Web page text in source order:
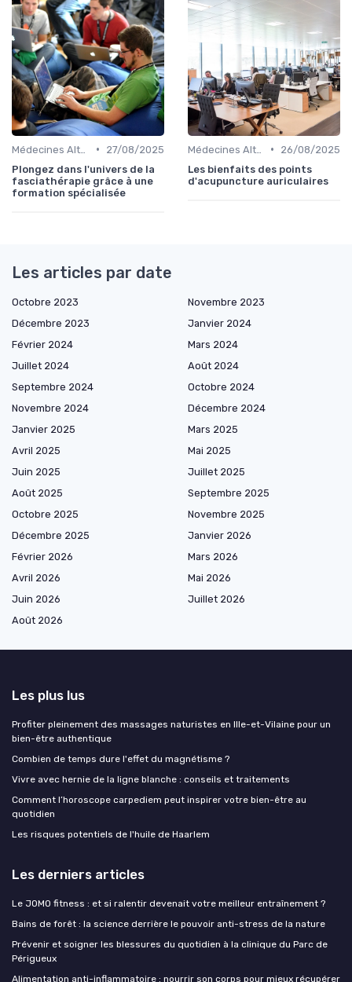
•
27/08/2025
Plongez dans l'univers de la
fasciathérapie grâce à une
formation spécialisée
•
26/08/2025
Les bienfaits des points
d'acupuncture auriculaires
Les articles par date
Octobre 2023
Novembre 2023
Décembre 2023
Janvier 2024
Février 2024
Mars 2024
Juillet 2024
Août 2024
Septembre 2024
Octobre 2024
Novembre 2024
Décembre 2024
Janvier 2025
Mars 2025
Avril 2025
Mai 2025
Juin 2025
Juillet 2025
Août 2025
Septembre 2025
Octobre 2025
Novembre 2025
Décembre 2025
Janvier 2026
Février 2026
Mars 2026
Avril 2026
Mai 2026
Juin 2026
Juillet 2026
Août 2026
Les plus lus
Profiter pleinement des massages naturistes en Ille-et-Vilaine pour un
bien-être authentique
Combien de temps dure l'effet du magnétisme ?
Vivre avec hernie de la ligne blanche : conseils et traitements
Comment l’horoscope carpediem peut inspirer votre bien-être au
quotidien
Les risques potentiels de l'huile de Haarlem
Les derniers articles
Le JOMO fitness : et si ralentir devenait votre meilleur entraînement ?
Bains de forêt : la science derrière le pouvoir anti-stress de la nature
Prévenir et soigner les blessures du quotidien à la clinique du Parc de
Périgueux
Alimentation anti-inflammatoire : nourrir son corps pour mieux récupérer